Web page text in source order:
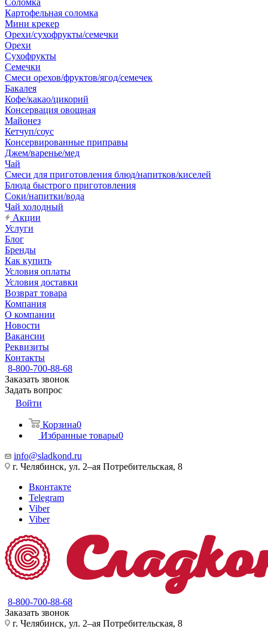
Соломка
Картофельная соломка
Мини крекер
Орехи/сухофрукты/семечки
Орехи
Сухофрукты
Семечки
Смеси орехов/фруктов/ягод/семечек
Бакалея
Кофе/какао/цикорий
Консервация овощная
Майонез
Кетчуп/соус
Консервированные приправы
Джем/варенье/мед
Чай
Смеси для приготовления блюд/напитков/киселей
Блюда быстрого приготовления
Соки/напитки/вода
Чай холодный
Акции
Услуги
Блог
Бренды
Как купить
Условия оплаты
Условия доставки
Возврат товара
Компания
О компании
Новости
Вакансии
Реквизиты
Контакты
8-800-700-88-68
Заказать звонок
Задать вопрос
Войти
Корзина0
Избранные товары0
info@sladkond.ru
г. Челябинск, ул. 2–ая Потребительская, 8
Вконтакте
Telegram
Viber
Viber
8-800-700-88-68
Заказать звонок
г. Челябинск, ул. 2–ая Потребительская, 8